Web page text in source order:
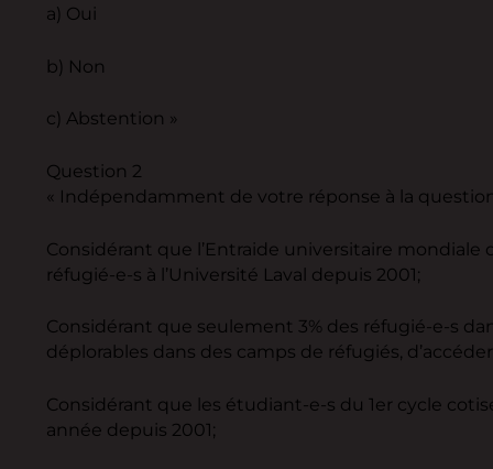
a) Oui
b) Non
c) Abstention »
Question 2
« Indépendamment de votre réponse à la
Considérant que l’Entraide universitaire
réfugié-e-s à l’Université Laval depuis 2001;
Considérant que seulement 3% des réfugié-e-s
déplorables dans des camps de réfugiés,
Considérant que les étudiant-e-s du 1er cycle
année depuis 2001;